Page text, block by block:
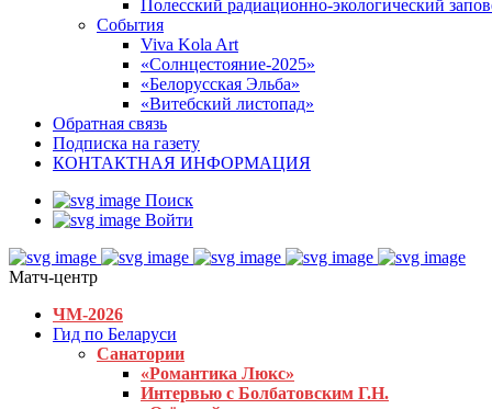
Полесский радиационно-экологический
События
Viva Kola Art
«Солнцестояние-2025»
«Белорусская Эльба»
«Витебский листопад»
Обратная связь
Подписка на газету
КОНТАКТНАЯ ИНФОРМАЦИЯ
Поиск
Войти
Матч-центр
ЧМ-2026
Гид по Беларуси
Санатории
«Романтика Люкс»
Интервью с Болбатовским Г.Н.